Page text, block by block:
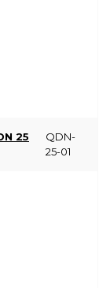
25
QDN-
25-01